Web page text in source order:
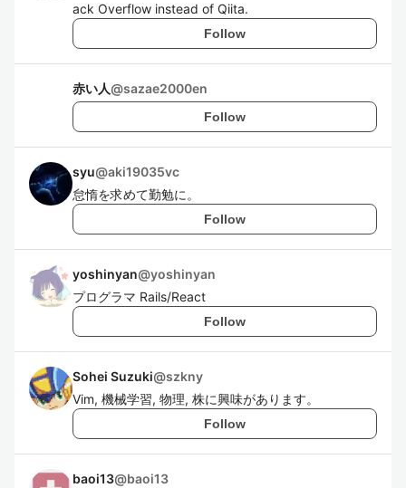
ack Overflow instead of Qiita.
Follow
赤い人@sazae2000en
Follow
syu@aki19035vc
怠惰を求めて勤勉に。
Follow
yoshinyan@yoshinyan
プログラマ Rails/React
Follow
Sohei Suzuki@szkny
Vim, 機械学習, 物理, 株に興味があります。
Follow
baoi13@baoi13